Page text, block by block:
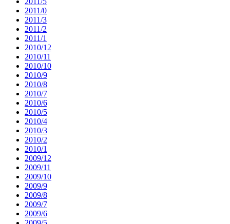
2011/0
2011/3
2011/2
2011/1
2010/12
2010/11
2010/10
2010/9
2010/8
2010/7
2010/6
2010/5
2010/4
2010/3
2010/2
2010/1
2009/12
2009/11
2009/10
2009/9
2009/8
2009/7
2009/6